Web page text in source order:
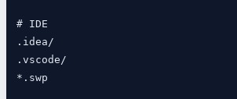
# IDE
.idea/
.vscode/
*.swp